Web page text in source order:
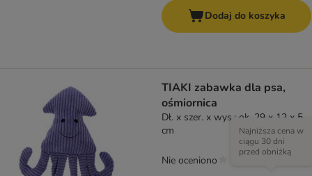
Dodaj do koszyka
TIAKI zabawka dla psa,
ośmiornica
Dł. x szer. x wys.: ok. 29 x 12 x 5
cm
Najniższa cena w
ciągu 30 dni
przed obniżką
Nie oceniono